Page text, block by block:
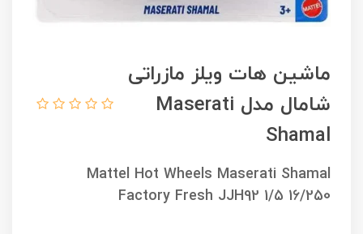
ماشین هات ویلز مازراتی
شامال مدل Maserati
Shamal
Mattel Hot Wheels Maserati Shamal
Factory Fresh JJH92 1/5 16/250